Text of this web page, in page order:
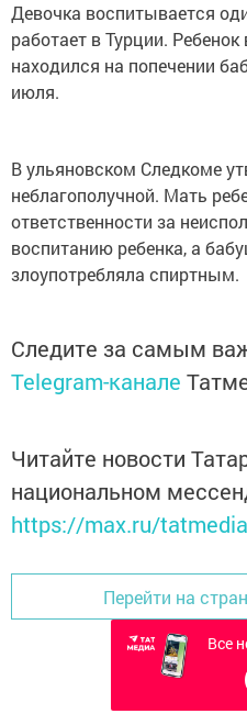
Девочка воспитывается
работает в Турции.
находился на попечении
июля.
В ульяновском Следкоме
неблагополучной. Мать
ответственности за
воспитанию ребенка, а
злоупотребляла спиртным.
Следите за самым
Telegram-канале
Читайте новости
национальном
https://max.ru/tatmedia
Перейти на
Все